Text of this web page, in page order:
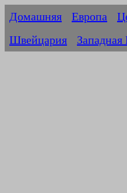
Домашняя Европа
Швейцария